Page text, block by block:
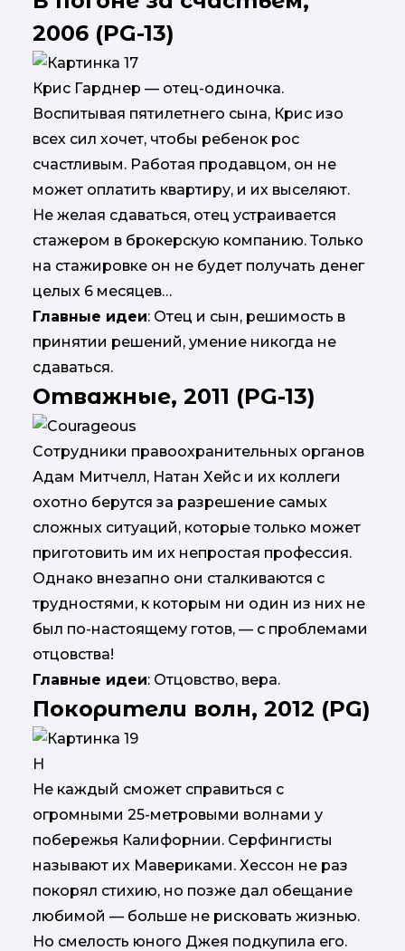
2006 (PG-13)
Крис Гарднер — отец-одиночка.
Воспитывая пятилетнего сына, Крис изо
всех сил хочет, чтобы ребенок рос
счастливым. Работая продавцом, он не
может оплатить квартиру, и их выселяют.
Не желая сдаваться, отец устраивается
стажером в брокерскую компанию. Только
на стажировке он не будет получать денег
целых 6 месяцев…
Главные идеи: Отец и сын, решимость в
принятии решений, умение никогда не
сдаваться.
Отважные, 2011 (PG-13)
Сотрудники правоохранительных органов
Адам Митчелл, Натан Хейс и их коллеги
охотно берутся за разрешение самых
сложных ситуаций, которые только может
приготовить им их непростая профессия.
Однако внезапно они сталкиваются с
трудностями, к которым ни один из них не
был по-настоящему готов, — с проблемами
отцовства!
Главные идеи: Отцовство, вера.
Покорители волн, 2012 (PG)
Н
Не каждый сможет справиться с
огромными 25-метровыми волнами у
побережья Калифорнии. Серфингисты
называют их Мавериками. Хессон не раз
покорял стихию, но позже дал обещание
любимой — больше не рисковать жизнью.
Но смелость юного Джея подкупила его.